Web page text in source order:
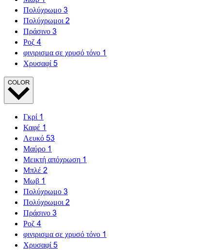
Πολύχρωμο3
Πολύχρωμοι2
Πράσινο3
Ροζ4
φινιρισμα σε χρυσό τόνο 1
Χρυσαφί5
COLOR
Γκρί 1
Καφέ 1
Λευκό53
Μαύρο 1
Μεικτή απόχρωση 1
Μπλέ2
Μωβ 1
Πολύχρωμο3
Πολύχρωμοι2
Πράσινο3
Ροζ4
φινιρισμα σε χρυσό τόνο 1
Χρυσαφί5